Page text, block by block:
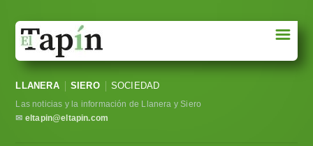
Sociedad
Política
☰
LLANERA SIERO SOCIEDAD
Las noticias y la información de Llanera y Siero
✉ eltapin@eltapin.com